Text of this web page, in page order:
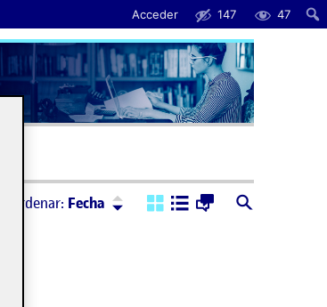
Acceder 147 47
Ordenar: Fecha Ordenar:Descendente